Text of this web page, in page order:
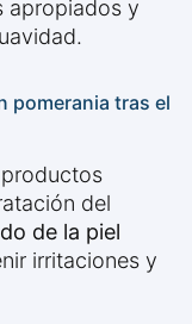
apropiados y
pomerania tras el
del
de la piel
irritaciones y